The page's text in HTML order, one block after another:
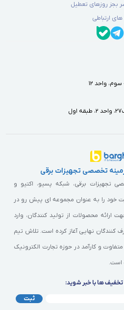
های ارتباطی
سوم، واحد ١٢
تخصصی تجهیزات برقی
تجهیزات برقی، شبکه پسیو، اکتیو و
خود را به عنوان مجموعه ای پیش رو در
ارائه محصولات از تولید کنندگان، وارد
کنندگان نهایی آغاز کرده است. تلاش تیم
و کارآمد در حوزه تجارت الکترونیک
است.
تخفیف ها با خبر شوید:
ثبت